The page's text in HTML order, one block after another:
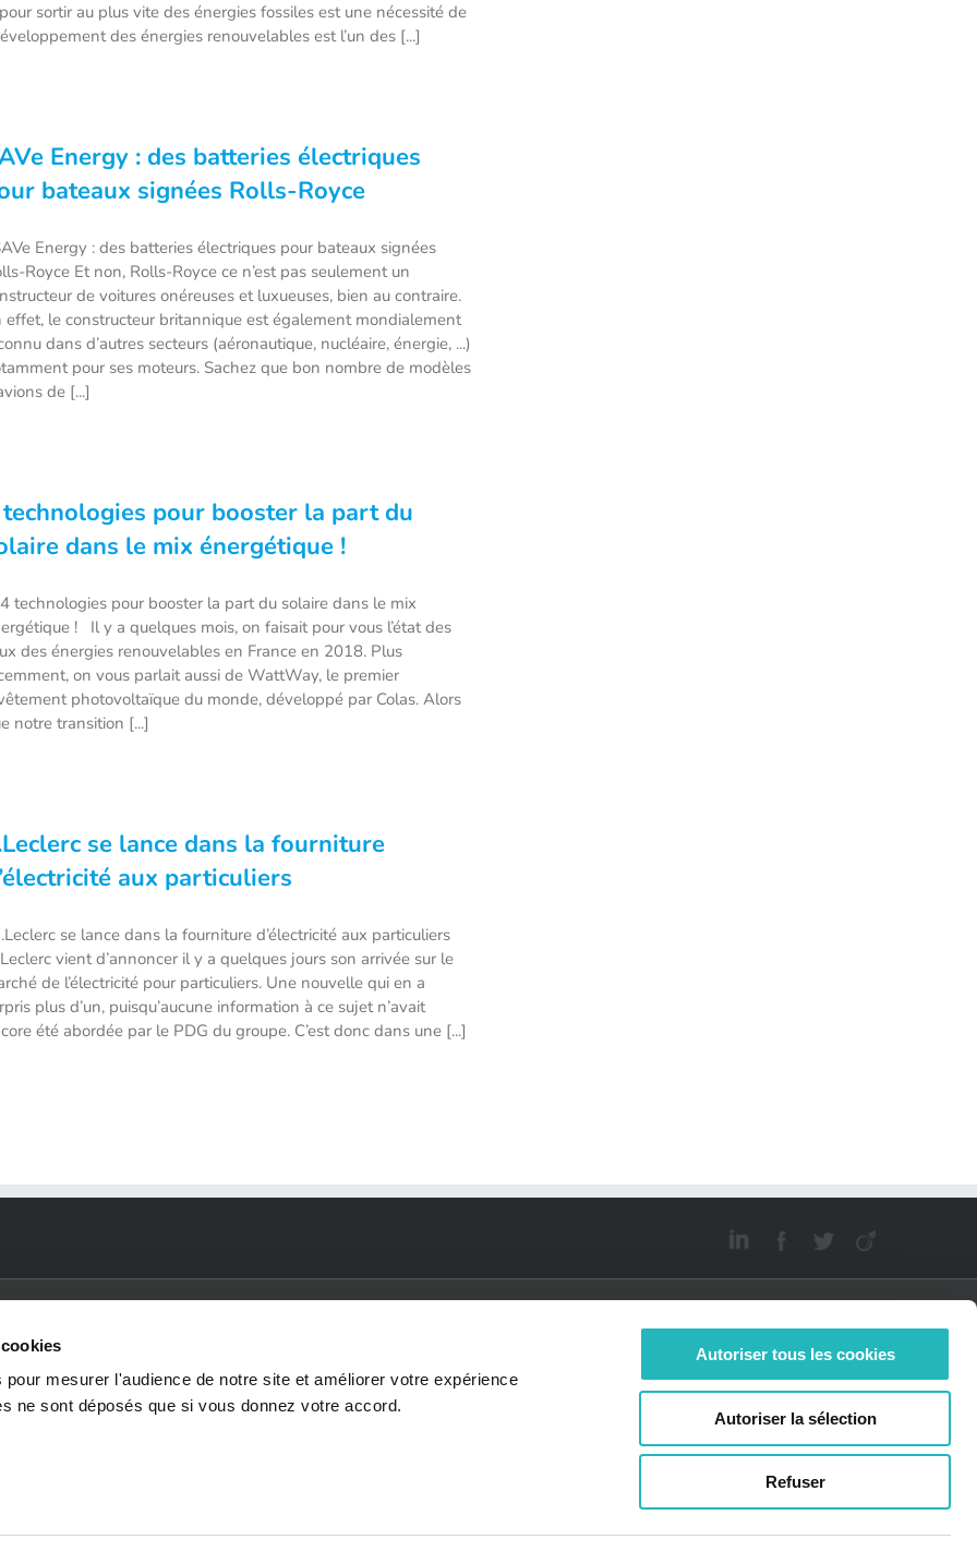
mesurer l'audience de notre site et améliorer votre expérience
ne sont déposés que si vous donnez votre accord.
Autoriser tous les cookies
Autoriser la sélection
Refuser
sortir au plus vite des énergies fossiles est une nécessité de
des énergies renouvelables est l’un des [...]
Energy : des batteries électriques
bateaux signées Rolls-Royce
Energy : des batteries électriques pour bateaux signées
Royce Et non, Rolls-Royce ce n’est pas seulement un
de voitures onéreuses et luxueuses, bien au contraire.
effet, le constructeur britannique est également mondialement
dans d’autres secteurs (aéronautique, nucléaire, énergie, ...)
pour ses moteurs. Sachez que bon nombre de modèles
de [...]
pour booster la part du
dans le mix énergétique !
technologies pour booster la part du solaire dans le mix
! Il y a quelques mois, on faisait pour vous l’état des
des énergies renouvelables en France en 2018. Plus
on vous parlait aussi de WattWay, le premier
photovoltaïque du monde, développé par Colas. Alors
notre transition [...]
se lance dans la fourniture
aux particuliers
se lance dans la fourniture d’électricité aux particuliers
vient d’annoncer il y a quelques jours son arrivée sur le
de l’électricité pour particuliers. Une nouvelle qui en a
plus d’un, puisqu’aucune information à ce sujet n’avait
été abordée par le PDG du groupe. C’est donc dans une [...]
SECTEURS
ENVIRONNEMENTS
BIM
ACTUALITÉS